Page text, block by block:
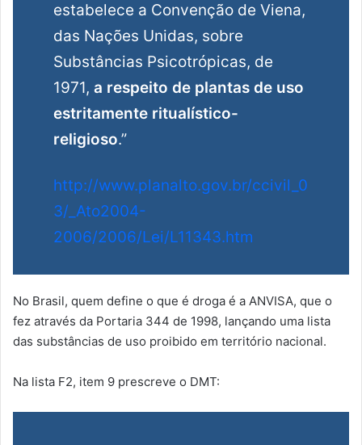
estabelece a Convenção de Viena,
das Nações Unidas, sobre
Substâncias Psicotrópicas, de
1971, a respeito de plantas de uso
estritamente ritualístico-
religioso.”
http://www.planalto.gov.br/ccivil_0
3/_Ato2004-
2006/2006/Lei/L11343.htm
No Brasil, quem define o que é droga é a ANVISA, que o
fez através da Portaria 344 de 1998, lançando uma lista
das substâncias de uso proibido em território nacional.
Na lista F2, item 9 prescreve o DMT: